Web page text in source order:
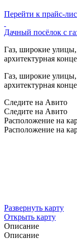
Перейти к прайс-
Дачный посёлок с
Газ, широкие улицы,
архитектурная
Газ, широкие улицы,
архитектурная
Следите на Авито
Следите на Авито
Расположение на
Расположение на
Развернуть карту
Открыть карту
Описание
Описание